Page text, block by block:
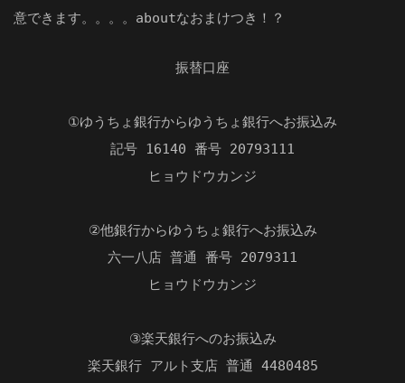
意できます。。。。aboutなおまけつき！？
振替口座
①ゆうちょ銀行からゆうちょ銀行へお振込み
記号 16140 番号 20793111
ヒョウドウカンジ
②他銀行からゆうちょ銀行へお振込み
六一八店 普通 番号 2079311
ヒョウドウカンジ
③楽天銀行へのお振込み
楽天銀行 アルト支店 普通 4480485